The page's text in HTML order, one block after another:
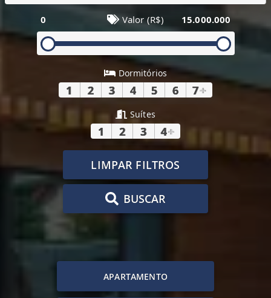
0 Valor (R$) 15.000.000
Dormitórios
1 2 3 4 5 6 7+
Suítes
1 2 3 4+
LIMPAR FILTROS
BUSCAR
APARTAMENTO